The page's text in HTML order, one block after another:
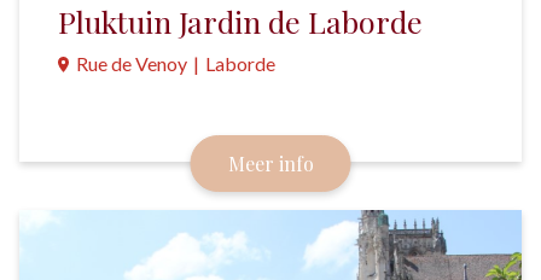
Pluktuin Jardin de Laborde
Rue de Venoy | Laborde
plukken. Dat kan in deze gigantische moestuin,
vlakbij Auxerre.
Meer info